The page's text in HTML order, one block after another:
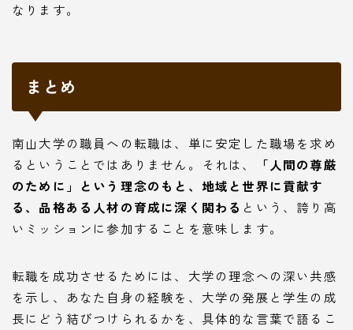
なります。
まとめ
南山大学の職員への転職は、単に安定した職場を求め
るということではありません。それは、
「人間の尊厳
のために」という理念のもと、地域と世界に貢献す
る、品格ある人材の育成に深く関わる という、誇り高
いミッションに参加することを意味します。
転職を成功させるためには、大学の理念への深い共感
を示し、あなた自身の経験を、大学の発展と学生の成
長にどう結びつけられるかを、具体的な言葉で語るこ